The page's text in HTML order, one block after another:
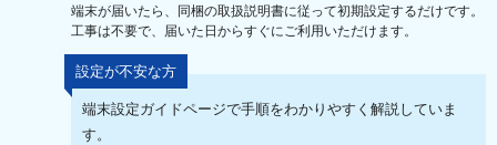
端末が届いたら、同梱の取扱説明書に従って初期設定するだけです。
工事は不要で、届いた日からすぐにご利用いただけます。
設定が不安な方
端末設定ガイドページで手順をわかりやすく解説していま
す。